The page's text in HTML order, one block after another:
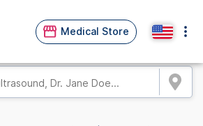
Medical Store